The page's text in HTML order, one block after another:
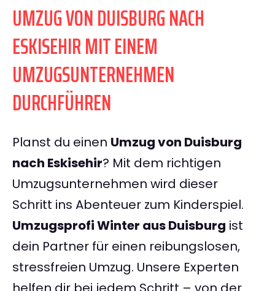
UMZUG VON DUISBURG NACH
ESKISEHIR MIT EINEM
UMZUGSUNTERNEHMEN
DURCHFÜHREN
Planst du einen Umzug von Duisburg
nach Eskisehir? Mit dem richtigen
Umzugsunternehmen wird dieser
Schritt ins Abenteuer zum Kinderspiel.
Umzugsprofi Winter aus Duisburg ist
dein Partner für einen reibungslosen,
stressfreien Umzug. Unsere Experten